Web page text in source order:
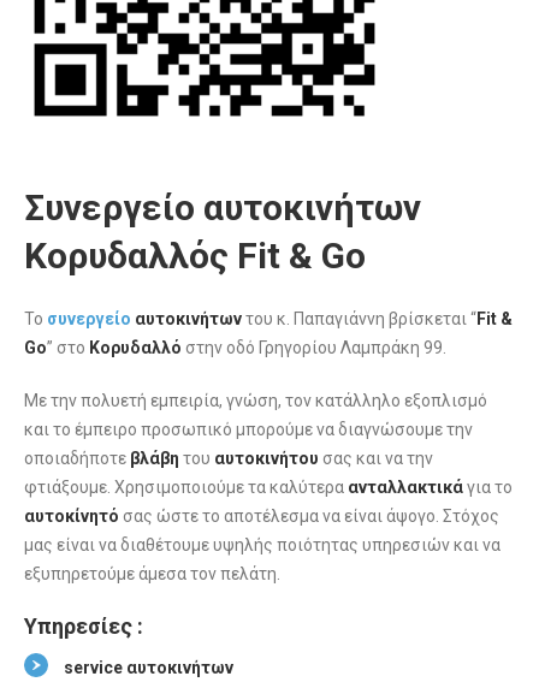
Συνεργείο αυτοκινήτων
Κορυδαλλός Fit & Go
Το συνεργείο αυτοκινήτωντου κ. Παπαγιάννη βρίσκεται “Fit &
Go” στο Κορυδαλλό στην οδό Γρηγορίου Λαμπράκη 99.
Με την πολυετή εμπειρία, γνώση, τον κατάλληλο εξοπλισμό
και το έμπειρο προσωπικό μπορούμε να διαγνώσουμε την
οποιαδήποτε βλάβη του αυτοκινήτου σας και να την
φτιάξουμε. Χρησιμοποιούμε τα καλύτερα ανταλλακτικάγια το
αυτοκίνητό σας ώστε το αποτέλεσμα να είναι άψογο. Στόχος
μας είναι να διαθέτουμε υψηλής ποιότητας υπηρεσιών και να
εξυπηρετούμε άμεσα τον πελάτη.
Υπηρεσίες :
service αυτοκινήτων